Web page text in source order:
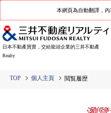
本網頁為自動翻譯，內
日本不動產買賣，交給龍頭企業的三井不動產
Realty
TOP 個人主頁 閲覧履歴